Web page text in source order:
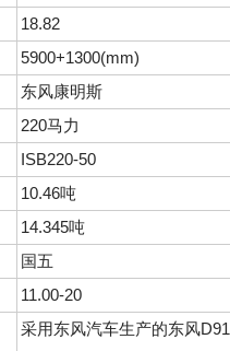
18.82
5900+1300(mm)
东风康明斯
220马力
ISB220-50
10.46吨
14.345吨
国五
11.00-20
采用东风汽车生产的东风